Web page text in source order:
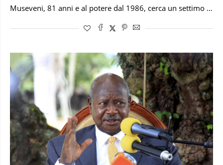
Museveni, 81 anni e al potere dal 1986, cerca un settimo …